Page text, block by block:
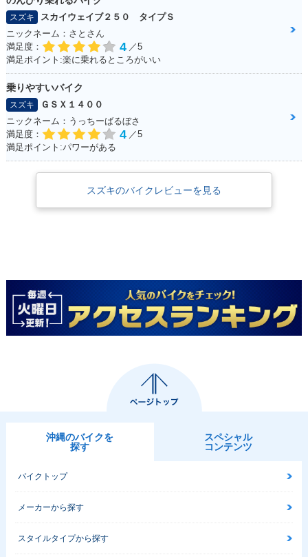
スズキ
スカイウェイブ２５０ タイプＳ
ニックネーム：さとさん
満足度：
4 ／5
満足ポイント:楽に乗れるところがいい
乗りやすいバイク
スズキ
ＧＳＸ１４００
ニックネーム：うっちーばるぼさ
満足度：
4 ／5
満足ポイント:パワーがある
スズキのバイクレビューを見る
沖縄のバイクを
探す
スペシャル
コンテンツ
バイクトップ
メーカーから探す
スタイルタイプから探す